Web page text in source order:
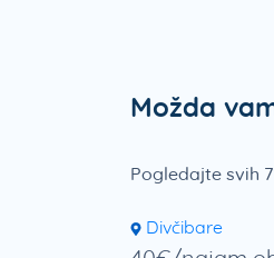
Možda
Pogledajte svih
Divčibare